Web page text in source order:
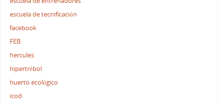
escuela de tecnificación
facebook
FEB
hercules
hipertrébol
huerto ecológico
icod